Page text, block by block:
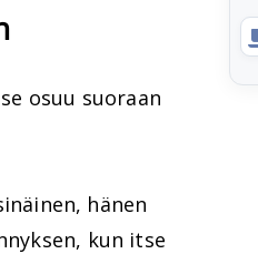
osuu suoraan
hänen
kun itse